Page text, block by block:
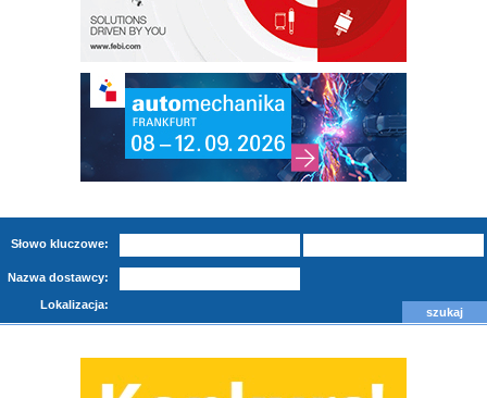
Słowo kluczowe:
Nazwa dostawcy:
Lokalizacja: